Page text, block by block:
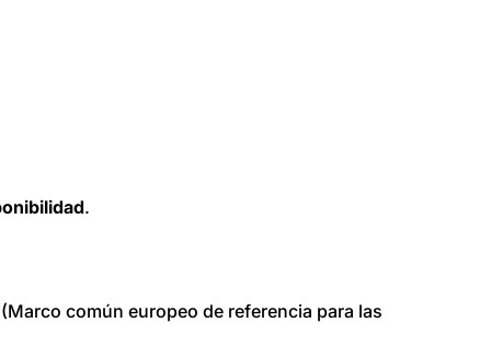
.
común europeo de referencia para las